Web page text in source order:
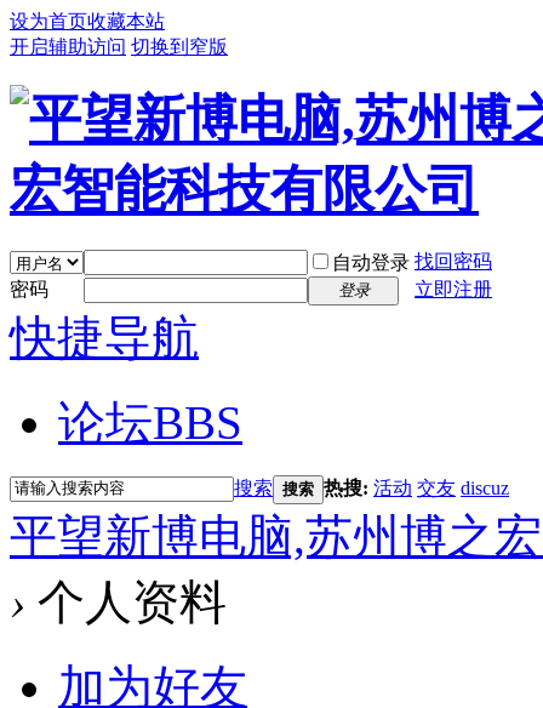
设为首页收藏本站
开启辅助访问 切换到窄版
自动登录 找回密码
密码
登录 立即注册
快捷导航
论坛BBS
搜索 搜索 热搜: 活动 交友 discuz
平望新博电脑,苏州博之
› 个人资料
加为好友